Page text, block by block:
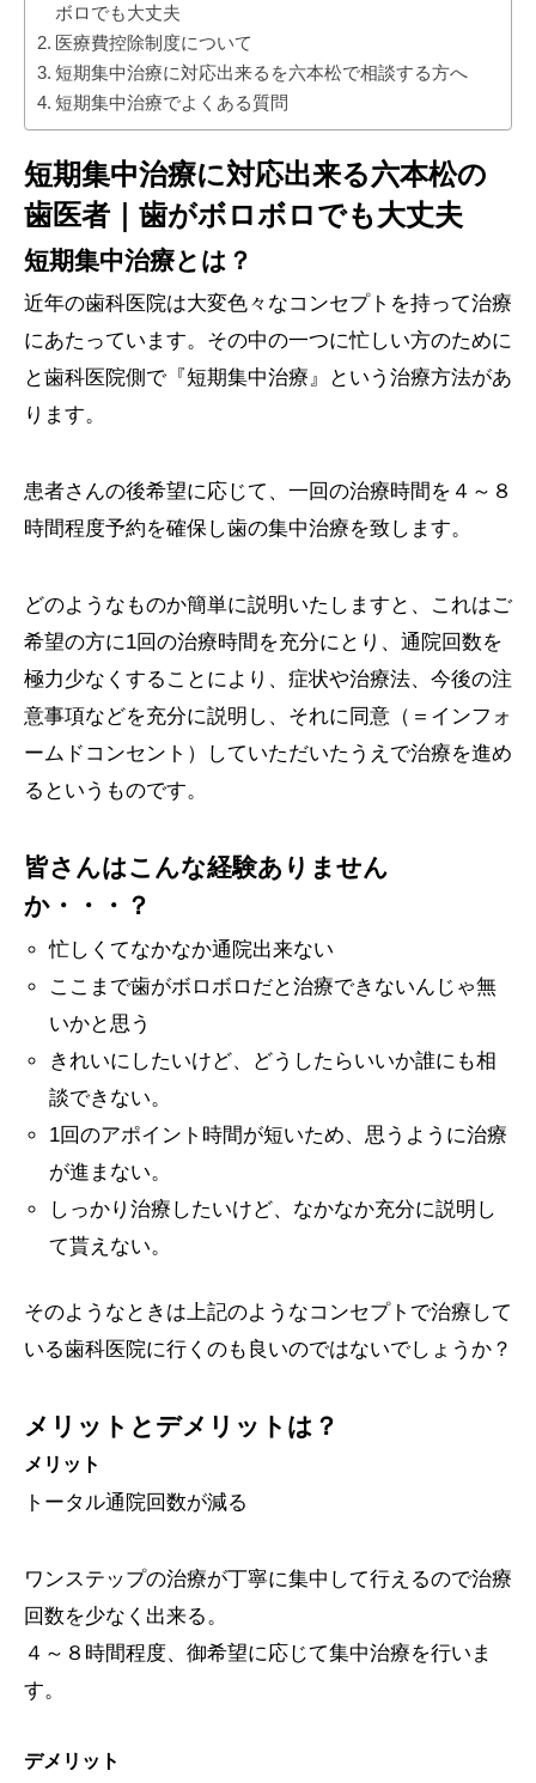
ボロでも大丈夫
医療費控除制度について
短期集中治療に対応出来るを六本松で相談する方へ
短期集中治療でよくある質問
短期集中治療に対応出来る六本松の
歯医者｜歯がボロボロでも大丈夫
短期集中治療とは？
近年の歯科医院は大変色々なコンセプトを持って治療
にあたっています。その中の一つに忙しい方のために
と歯科医院側で『短期集中治療』という治療方法があ
ります。
患者さんの後希望に応じて、一回の治療時間を４～８
時間程度予約を確保し歯の集中治療を致します。
どのようなものか簡単に説明いたしますと、これはご
希望の方に1回の治療時間を充分にとり、通院回数を
極力少なくすることにより、症状や治療法、今後の注
意事項などを充分に説明し、それに同意（＝インフォ
ームドコンセント）していただいたうえで治療を進め
るというものです。
皆さんはこんな経験ありません
か・・・？
忙しくてなかなか通院出来ない
ここまで歯がボロボロだと治療できないんじゃ無
いかと思う
きれいにしたいけど、どうしたらいいか誰にも相
談できない。
1回のアポイント時間が短いため、思うように治療
が進まない。
しっかり治療したいけど、なかなか充分に説明し
て貰えない。
そのようなときは上記のようなコンセプトで治療して
いる歯科医院に行くのも良いのではないでしょうか？
メリットとデメリットは？
メリット
トータル通院回数が減る
ワンステップの治療が丁寧に集中して行えるので治療
回数を少なく出来る。
４～８時間程度、御希望に応じて集中治療を行いま
す。
デメリット